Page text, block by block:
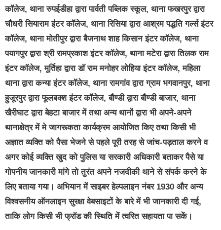
कॉलेज, थाना रुपईडीहा द्वारा पार्वती पब्लिक स्कूल, थाना फखरपुर द्वारा
चौधरी सियाराम इंटर कॉलेज, थाना रिसिया द्वारा आश्रम पद्धति गर्ल्स इंटर
कॉलेज, थाना मोतीपुर द्वारा बैजनाथ शाह किसान इंटर कॉलेज, थाना
पयागपुर द्वारा श्री रामप्रकाश इंटर कॉलेज, थाना मटेरा द्वारा तिलक राम
इंटर कॉलेज, मूर्तिहा द्वारा डॉ राम मनोहर लोहिया इंटर कॉलेज, महिला
थाना द्वारा कन्या इंटर कॉलेज, थाना रामगांव द्वारा ग्राम भगवानपुर, थाना
हुजूरपुर द्वारा फूलबक्श इंटर कॉलेज, बौण्डी द्वारा बौण्डी बाजार, थाना
खैरीघाट द्वारा बेहटा बाजार में तथा अन्य थानों द्वारा भी अपने-अपने
थानाक्षेत्र में मे जागरूकता कार्यक्रम आयोजित किए तथा किसी भी
अज्ञात व्यक्ति को पैसा भेजने से पहले पूरी तरह से जांच-पड़ताल करने व
अगर कोई व्यक्ति खुद को पुलिस या सरकारी अधिकारी बताकर पैसे या
गोपनीय जानकारी मांगे तो तुरंत अपने नजदीकी थाने से संपर्क करने के
लिए बताया गया। अभियान में साइबर हेल्पलाइन नंबर 1930 और अन्य
विश्वसनीय ऑनलाइन सुरक्षा वेबसाइटों के बारे में भी जानकारी दी गई,
ताकि लोग किसी भी फ्रॉड की स्थिति में त्वरित सहायता पा सकें।